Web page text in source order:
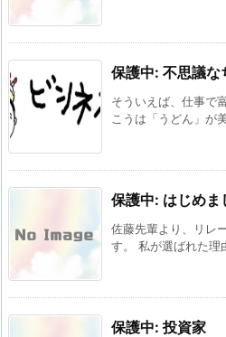
保護中: 不思議な
そういえば、仕事で
こうは「うどん」が
保護中: はじめま
佐藤先輩より、リレ
す。 私が選ばれた理
保護中: 投資家